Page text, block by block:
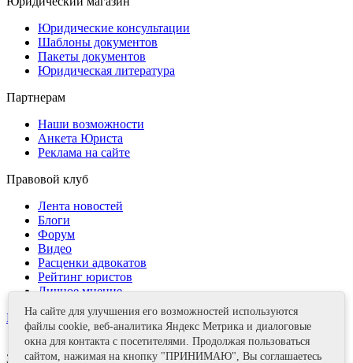
Юридические консультации
Шаблоны документов
Пакеты документов
Юридическая литература
Партнерам
Наши возможности
Анкета Юриста
Реклама на сайте
Правовой клуб
Лента новостей
Блоги
Форум
Видео
Расценки адвокатов
Рейтинг юристов
Личное мнение
Контакты
Задать вопрос
На сайте для улучшения его возможностей используются
файлы cookie, веб-аналитика Яндекс Метрика и диалоговые
окна для контакта с посетителями. Продолжая пользоваться
сайтом, нажимая на кнопку "ПРИНИМАЮ", Вы соглашаетесь